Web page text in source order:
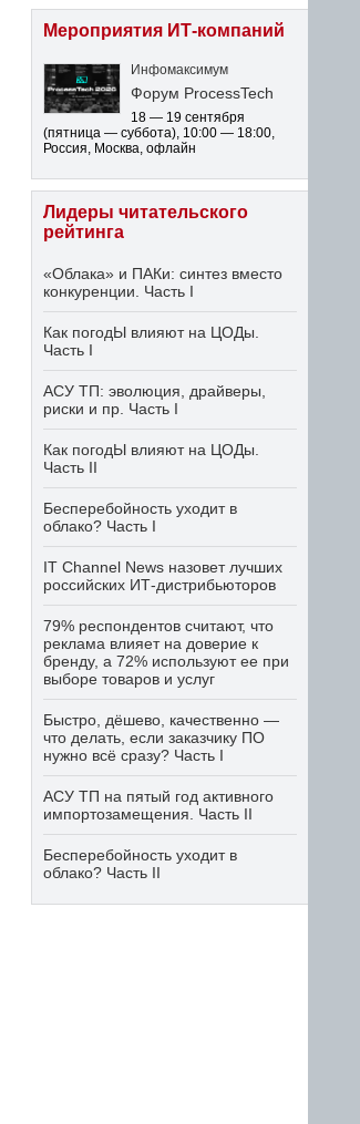
Мероприятия ИТ-компаний
Инфомаксимум
Форум ProcessTech
18 — 19 сентября
(пятница — суббота), 10:00 — 18:00,
Россия, Москва, офлайн
Лидеры читательского
рейтинга
«Облака» и ПАКи: синтез вместо
конкуренции. Часть I
Как погодЫ влияют на ЦОДы.
Часть I
АСУ ТП: эволюция, драйверы,
риски и пр. Часть I
Как погодЫ влияют на ЦОДы.
Часть II
Бесперебойность уходит в
облако? Часть I
IT Channel News назовет лучших
российских ИТ-дистрибьюторов
79% респондентов считают, что
реклама влияет на доверие к
бренду, а 72% используют ее при
выборе товаров и услуг
Быстро, дёшево, качественно —
что делать, если заказчику ПО
нужно всё сразу? Часть I
АСУ ТП на пятый год активного
импортозамещения. Часть II
Бесперебойность уходит в
облако? Часть II